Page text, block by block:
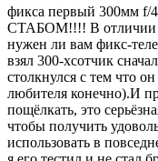
фикса первый 300мм
СТАБОМ!!!! В отличии
нужен ли вам фикс-
взял 300-хсотчик
столкнулся с тем что
любителя конечно).И
пощёлкать, это
чтобы получить
использовать в